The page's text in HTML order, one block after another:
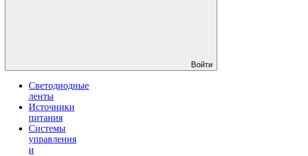
Войти
Светодиодные
ленты
Источники
питания
Системы
управления
и